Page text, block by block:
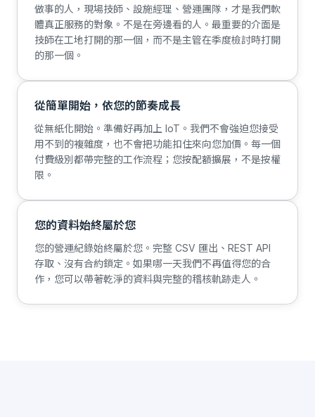
做事的人，現場技師、設施經理、營運團隊，才是我們軟
體真正服務的對象。不是在旁邊看的人。最重要的介面是
技師在工地打開的那一個，而不是主管在季度檢討時打開
的那一個。
從簡單開始，依您的節奏成長
從無紙化開始。準備好再加上 IoT。我們不會強迫您接受
用不到的複雜度，也不會把功能扣住來向您加價。每一個
付費級別都帶完整的工作流程；您按配額擴展，不是按權
限。
您的資料始終屬於您
您的營運紀錄始終屬於您。完整 CSV 匯出、REST API
存取、沒有合約鎖定。如果哪一天我們不再值得您的合
作，您可以帶著乾淨的資料與完整的稽核軌跡走人。